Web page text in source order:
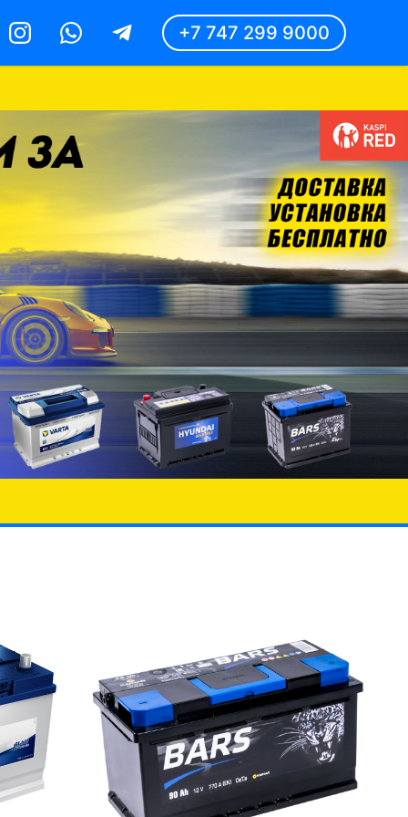
InstagramWhatsappTelegram +7 747 299 9000